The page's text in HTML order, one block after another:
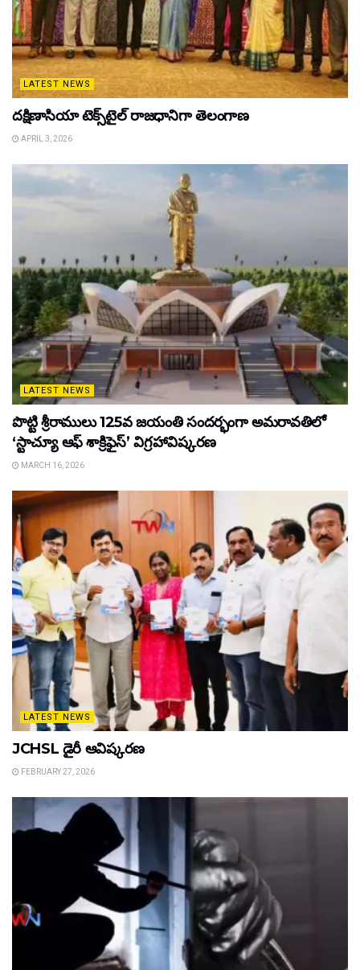
LATEST NEWS
దక్షిణాసియా టెక్స్‌టైల్ రాజధానిగా తెలంగాణ
APRIL 3, 2026
LATEST NEWS
పొట్టి శ్రీరాములు 125వ జయంతి సందర్భంగా అమరావతిలో
‘స్టాచ్యూ ఆఫ్ శాక్రిఫైస్’ విగ్రహావిష్కరణ
MARCH 16, 2026
LATEST NEWS
JCHSL డైరీ ఆవిష్కరణ
FEBRUARY 27, 2026